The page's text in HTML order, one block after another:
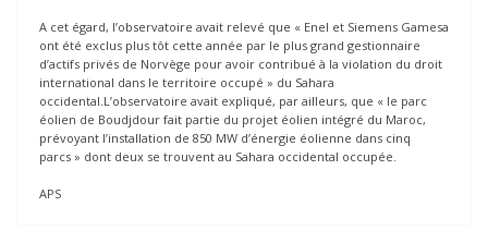
A cet égard, l’observatoire avait relevé que « Enel et Siemens Gamesa
ont été exclus plus tôt cette année par le plus grand gestionnaire
d’actifs privés de Norvège pour avoir contribué à la violation du droit
international dans le territoire occupé » du Sahara
occidental.L’observatoire avait expliqué, par ailleurs, que « le parc
éolien de Boudjdour fait partie du projet éolien intégré du Maroc,
prévoyant l’installation de 850 MW d’énergie éolienne dans cinq
parcs » dont deux se trouvent au Sahara occidental occupée.
APS